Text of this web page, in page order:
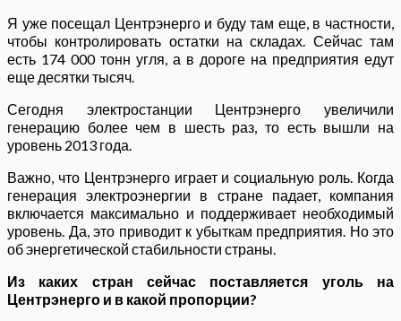
Я уже посещал Центрэнерго и буду там еще, в частности,
чтобы контролировать остатки на складах. Сейчас там
есть 174 000 тонн угля, а в дороге на предприятия едут
еще десятки тысяч.
Сегодня электростанции Центрэнерго увеличили
генерацию более чем в шесть раз, то есть вышли на
уровень 2013 года.
Важно, что Центрэнерго играет и социальную роль. Когда
генерация электроэнергии в стране падает, компания
включается максимально и поддерживает необходимый
уровень. Да, это приводит к убыткам предприятия. Но это
об энергетической стабильности страны.
Из каких стран сейчас поставляется уголь на
Центрэнерго и в какой пропорции?